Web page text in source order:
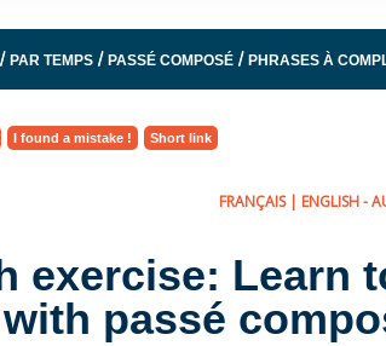
/PAR TEMPS /PASSÉ COMPOSÉ /PHRASES À
I found a mistake ! Short link
FRANÇAIS| ENGLISH-
exercise: Learn
with passé